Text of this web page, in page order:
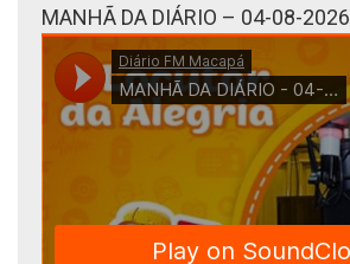
MANHÃ DA DIÁRIO – 04-08-2026